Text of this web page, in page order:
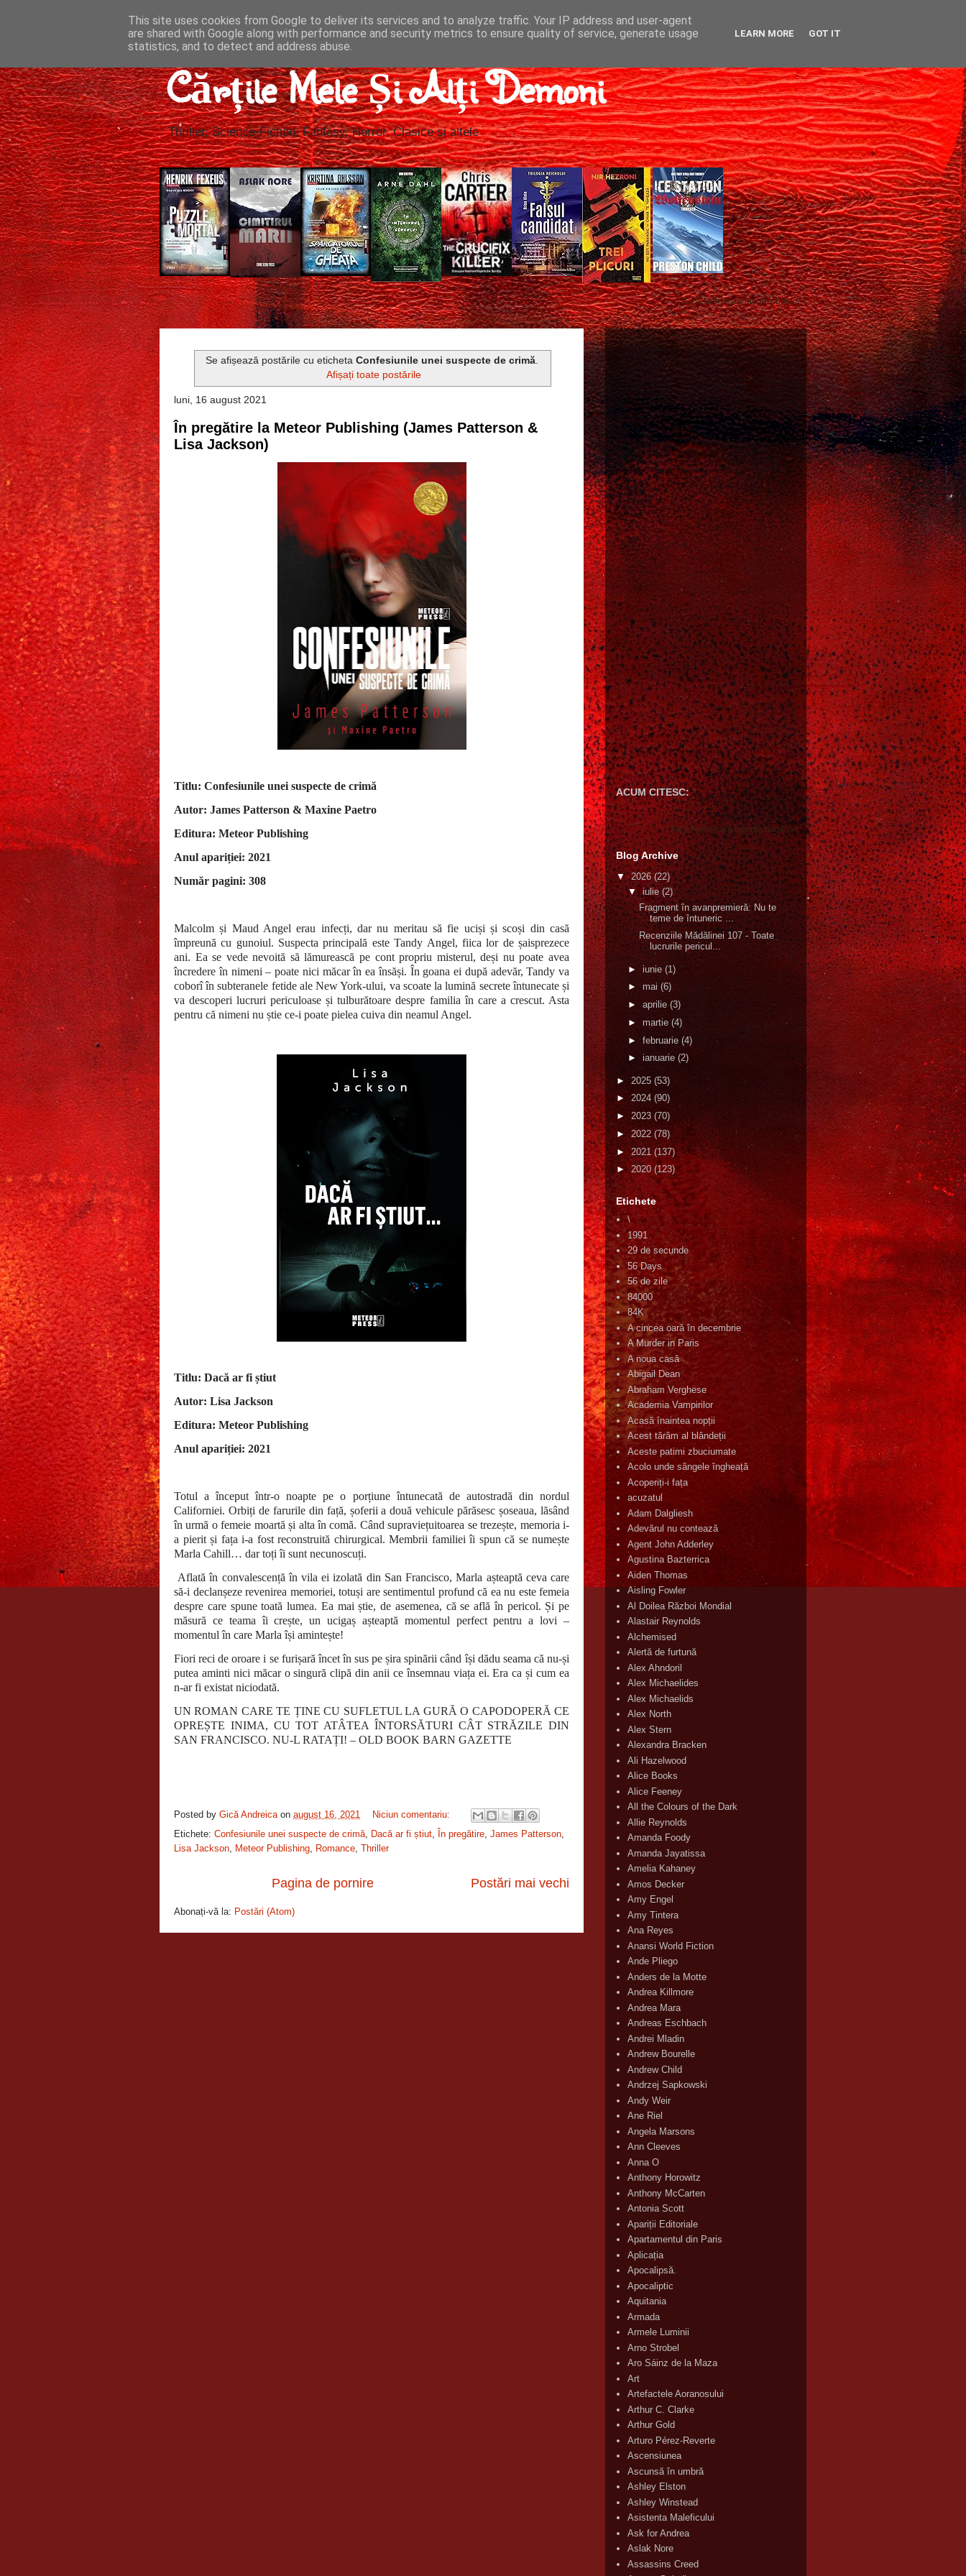
Cărțile Mele Și Alți Demoni
Thriller, Science-Fiction, Fantasy, Horror, Clasice și altele
Gică Andreica's favorite books »
Se afișează postările cu eticheta Confesiunile unei suspecte de crimă.
Afișați toate postările
luni, 16 august 2021
În pregătire la Meteor Publishing (James Patterson &
Lisa Jackson)
Titlu: Confesiunile unei suspecte de crimă
Autor: James Patterson & Maxine Paetro
Editura: Meteor Publishing
Anul apariției: 2021
Număr pagini: 308
Malcolm și Maud Angel erau infecți, dar nu meritau să fie uciși și scoși din casă
împreună cu gunoiul. Suspecta principală este Tandy Angel, fiica lor de șaisprezece
ani. Ea se vede nevoită să lămurească pe cont propriu misterul, deși nu poate avea
încredere în nimeni – poate nici măcar în ea însăși. În goana ei după adevăr, Tandy va
coborî în subteranele fetide ale New York-ului, va scoate la lumină secrete întunecate și
va descoperi lucruri periculoase și tulburătoare despre familia în care a crescut. Asta
pentru că nimeni nu știe ce-i poate pielea cuiva din neamul Angel.
Titlu: Dacă ar fi știut
Autor: Lisa Jackson
Editura: Meteor Publishing
Anul apariției: 2021
Totul a început într-o noapte pe o porțiune întunecată de autostradă din nordul
Californiei. Orbiți de farurile din față, șoferii a două vehicule părăsesc șoseaua, lăsând
în urmă o femeie moartă și alta în comă. Când supraviețuitoarea se trezește, memoria i-
a pierit și fața i-a fost reconstruită chirurgical. Membrii familiei îi spun că se numește
Marla Cahill… dar toți îi sunt necunoscuți.
Aflată în convalescență în vila ei izolată din San Francisco, Marla așteaptă ceva care
să-i declanșeze revenirea memoriei, totuși are sentimentul profund că ea nu este femeia
despre care spune toată lumea. Ea mai știe, de asemenea, că se află în pericol. Și pe
măsură ce teama îi crește, un ucigaș așteaptă momentul perfect pentru a lovi –
momentul în care Marla își amintește!
Fiori reci de oroare i se furișară încet în sus pe șira spinării când își dădu seama că nu-și
putea aminti nici măcar o singură clipă din anii ce însemnau viața ei. Era ca și cum ea
n-ar fi existat niciodată.
UN ROMAN CARE TE ȚINE CU SUFLETUL LA GURĂ O CAPODOPERĂ CE
OPREȘTE INIMA, CU TOT ATÂTEA ÎNTORSĂTURI CÂT STRĂZILE DIN
SAN FRANCISCO. NU-L RATAȚI! – OLD BOOK BARN GAZETTE
Posted by Gică Andreica on august 16, 2021
Niciun comentariu:
Etichete: Confesiunile unei suspecte de crimă, Dacă ar fi știut, În pregătire, James Patterson,
Lisa Jackson, Meteor Publishing, Romance, Thriller
Postări mai vechi
Pagina de pornire
Abonați-vă la: Postări (Atom)
ACUM CITESC:
Gică Andreica's favorite books »
Blog Archive
▼2026(22)
▼iulie(2)
Fragment în avanpremieră: Nu te
teme de întuneric ...
Recenziile Mădălinei 107 - Toate
lucrurile pericul...
► iunie (1)
► mai (6)
► aprilie (3)
► martie (4)
► februarie (4)
► ianuarie (2)
► 2025 (53)
► 2024 (90)
► 2023 (70)
► 2022 (78)
► 2021(137)
► 2020(123)
Etichete
\
1991
29 de secunde
56 Days
56 de zile
84000
84K
A cincea oară în decembrie
A Murder in Paris
A noua casă
Abigail Dean
Abraham Verghese
Academia Vampirilor
Acasă înaintea nopții
Acest tărâm al blândeții
Aceste patimi zbuciumate
Acolo unde sângele îngheață
Acoperiți-i fața
acuzatul
Adam Dalgliesh
Adevărul nu contează
Agent John Adderley
Agustina Bazterrica
Aiden Thomas
Aisling Fowler
Al Doilea Război Mondial
Alastair Reynolds
Alchemised
Alertă de furtună
Alex Ahndoril
Alex Michaelides
Alex Michaelids
Alex North
Alex Stern
Alexandra Bracken
Ali Hazelwood
Alice Books
Alice Feeney
All the Colours of the Dark
Allie Reynolds
Amanda Foody
Amanda Jayatissa
Amelia Kahaney
Amos Decker
Amy Engel
Amy Tintera
Ana Reyes
Anansi World Fiction
Ande Pliego
Anders de la Motte
Andrea Killmore
Andrea Mara
Andreas Eschbach
Andrei Mladin
Andrew Bourelle
Andrew Child
Andrzej Sapkowski
Andy Weir
Ane Riel
Angela Marsons
Ann Cleeves
Anna O
Anthony Horowitz
Anthony McCarten
Antonia Scott
Apariții Editoriale
Apartamentul din Paris
Aplicația
Apocalipsă.
Apocaliptic
Aquitania
Armada
Armele Luminii
Arno Strobel
Aro Sáinz de la Maza
Art
Artefactele Aoranosului
Arthur C. Clarke
Arthur Gold
Arturo Pérez-Reverte
Ascensiunea
Ascunsă în umbră
Ashley Elston
Ashley Winstead
Asistenta Maleficului
Ask for Andrea
Aslak Nore
Assassins Creed
This site uses cookies from Google to deliver its services and to analyze traffic. Your IP address and user-agent
are shared with Google along with performance and security metrics to ensure quality of service, generate usage
statistics, and to detect and address abuse.
LEARN MORE GOT IT